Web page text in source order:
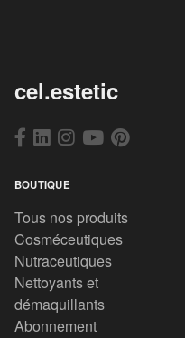
cel.estetic
BOUTIQUE
Tous nos produits
Cosméceutiques
Nutraceutiques
Nettoyants et
démaquillants
Abonnement